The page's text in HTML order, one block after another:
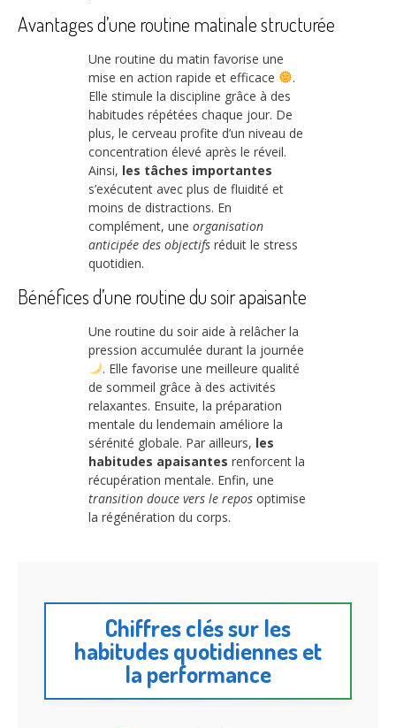
Avantages d’une routine matinale structurée
Une routine du matin favorise une
mise en action rapide et efficace
.
Elle stimule la discipline grâce à des
habitudes répétées chaque jour. De
plus, le cerveau profite d’un niveau de
concentration élevé après le réveil.
Ainsi, les tâches importantes
s’exécutent avec plus de fluidité et
moins de distractions. En
complément, une organisation
anticipée des objectifs réduit le stress
quotidien.
Bénéfices d’une routine du soir apaisante
Une routine du soir aide à relâcher la
pression accumulée durant la journée
. Elle favorise une meilleure qualité
de sommeil grâce à des activités
relaxantes. Ensuite, la préparation
mentale du lendemain améliore la
sérénité globale. Par ailleurs, les
habitudes apaisantes renforcent la
récupération mentale. Enfin, une
transition douce vers le repos optimise
la régénération du corps.
Chiffres clés sur les
habitudes quotidiennes et
la performance